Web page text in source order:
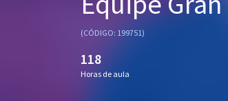
(CÓDIGO: 199751)
118
Horas de aula